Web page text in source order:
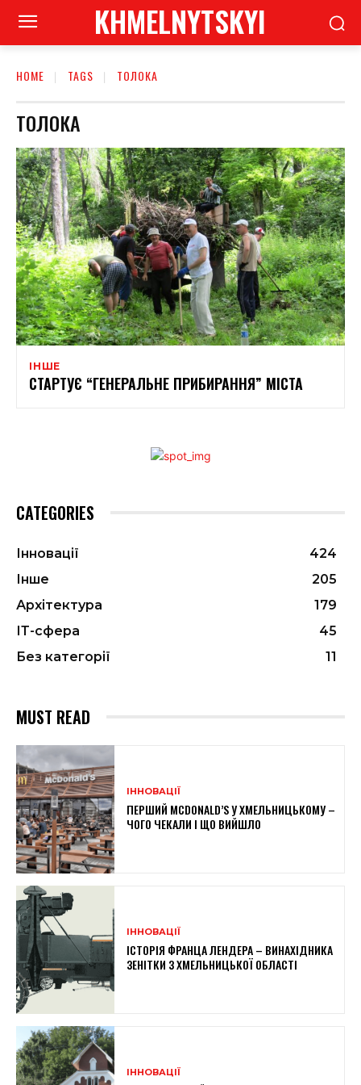
KHMELNYTSKYI
HOME TAGS ТОЛОКА
ТОЛОКА
ІНШЕ
СТАРТУЄ “ГЕНЕРАЛЬНЕ ПРИБИРАННЯ” МІСТА
CATEGORIES
Інновації
424
Інше
205
Архітектура
179
ІТ-сфера
45
Без категорії
11
MUST READ
ІННОВАЦІЇ
ПЕРШИЙ MCDONALD’S У ХМЕЛЬНИЦЬКОМУ –
ЧОГО ЧЕКАЛИ І ЩО ВИЙШЛО
ІННОВАЦІЇ
ІСТОРІЯ ФРАНЦА ЛЕНДЕРА – ВИНАХІДНИКА
ЗЕНІТКИ З ХМЕЛЬНИЦЬКОЇ ОБЛАСТІ
ІННОВАЦІЇ